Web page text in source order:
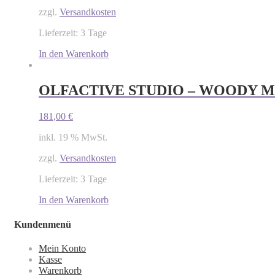
zzgl. Versandkosten
Lieferzeit: 3 Tage
In den Warenkorb
OLFACTIVE STUDIO – WOODY
181,00 €
inkl. 19 % MwSt.
zzgl. Versandkosten
Lieferzeit: 3 Tage
In den Warenkorb
Kundenmenü
Mein Konto
Kasse
Warenkorb